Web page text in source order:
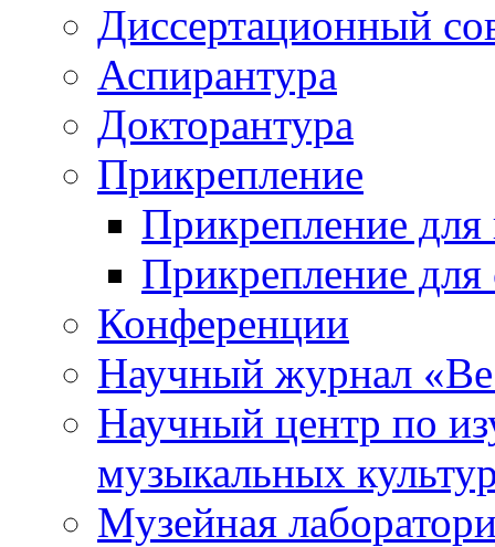
Диссертационный
Аспирантура
Докторантура
Прикрепление
Прикрепление для
Прикрепление для
Конференции
Научный журнал
Научный центр по
музыкальных
Музейная